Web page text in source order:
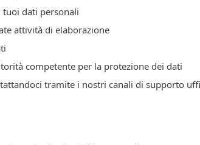
tuoi dati personali
attività di elaborazione
competente per la protezione dei dati
tramite i nostri canali di supporto